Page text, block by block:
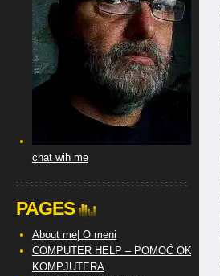
chat wih me
PAGES
About me| O meni
COMPUTER HELP – POMOĆ OKO
KOMPJUTERA